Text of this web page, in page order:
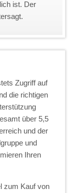
ist. Der
Zugriff auf
die richtigen
über 5,5
und der
und
Ihren
zum Kauf von